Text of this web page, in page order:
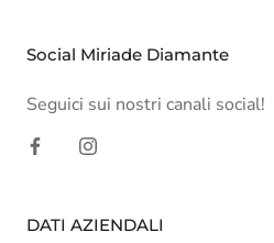
Social Miriade Diamante
Seguici sui nostri canali social!
DATI AZIENDALI